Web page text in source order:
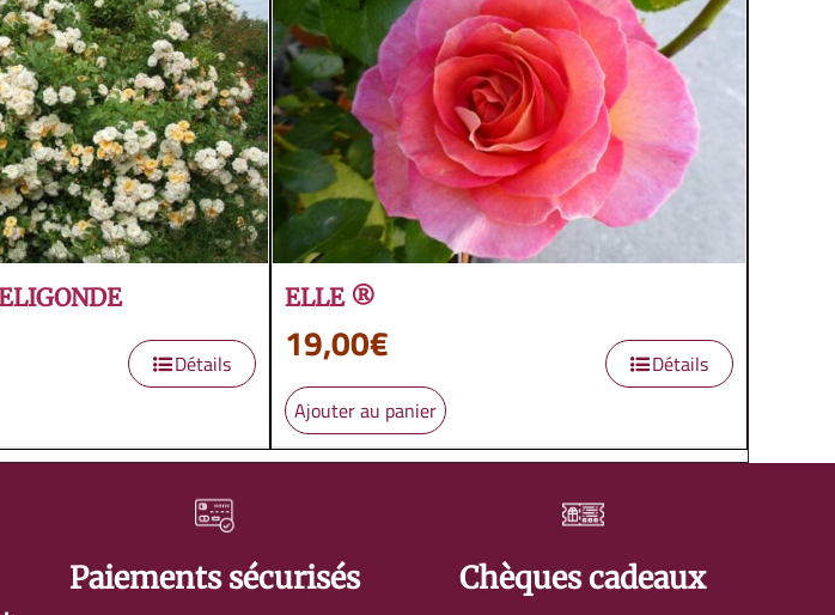
Détails
ELLE ®
19,00€
Ajouter au panier
Détails
Paiements sécurisés Chèques cadeaux